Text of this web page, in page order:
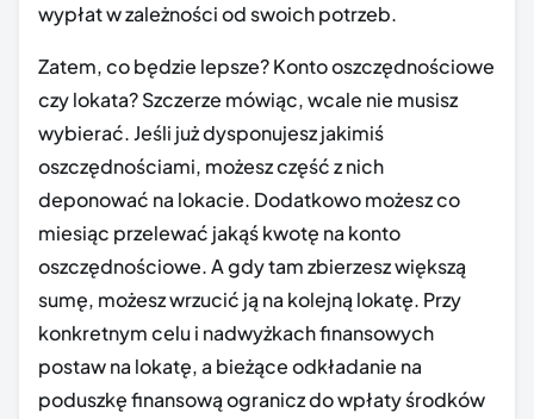
wypłat w zależności od swoich potrzeb.
Zatem, co będzie lepsze? Konto oszczędnościowe
czy lokata? Szczerze mówiąc, wcale nie musisz
wybierać. Jeśli już dysponujesz jakimiś
oszczędnościami, możesz część z nich
deponować na lokacie. Dodatkowo możesz co
miesiąc przelewać jakąś kwotę na konto
oszczędnościowe. A gdy tam zbierzesz większą
sumę, możesz wrzucić ją na kolejną lokatę. Przy
konkretnym celu i nadwyżkach finansowych
postaw na lokatę, a bieżące odkładanie na
poduszkę finansową ogranicz do wpłaty środków